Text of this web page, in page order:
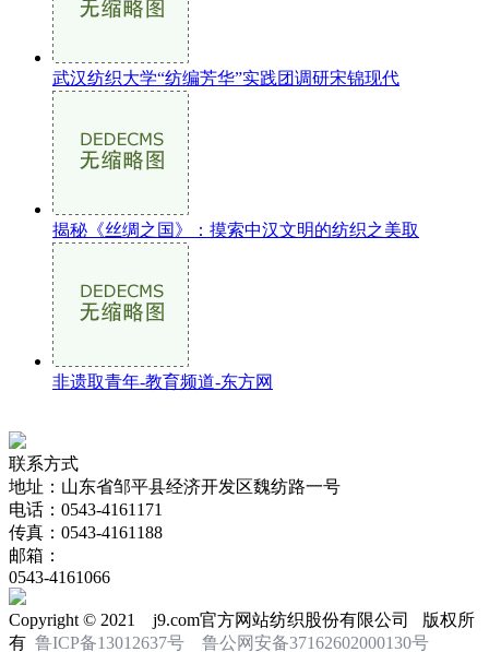
武汉纺织大学“纺编芳华”实践团调研宋锦现代
揭秘《丝绸之国》：摸索中汉文明的纺织之美取
非遗取青年-教育频道-东方网
联系方式
地址：山东省邹平县经济开发区魏纺路一号
电话：0543-4161171
传真：0543-4161188
邮箱：
0543-4161066
Copyright © 2021 j9.com官方网站纺织股份有限公司 版权所
有 鲁ICP备13012637号 鲁公网安备37162602000130号